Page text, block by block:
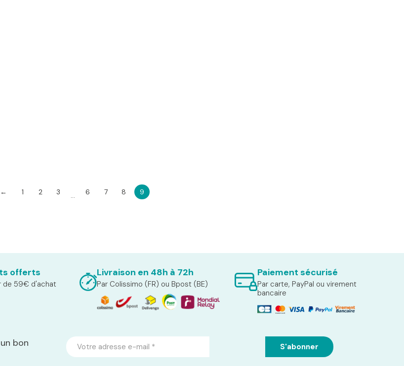
← 1 2 3 … 6 7 8 9
offerts
de 59€ d'achat
Livraison en 48h à 72h
Par Colissimo (FR) ou Bpost (BE)
Paiement sécurisé
Par carte, PayPal ou virement
bancaire
bon